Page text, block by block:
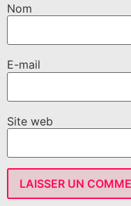
Nom
E-mail
Site web